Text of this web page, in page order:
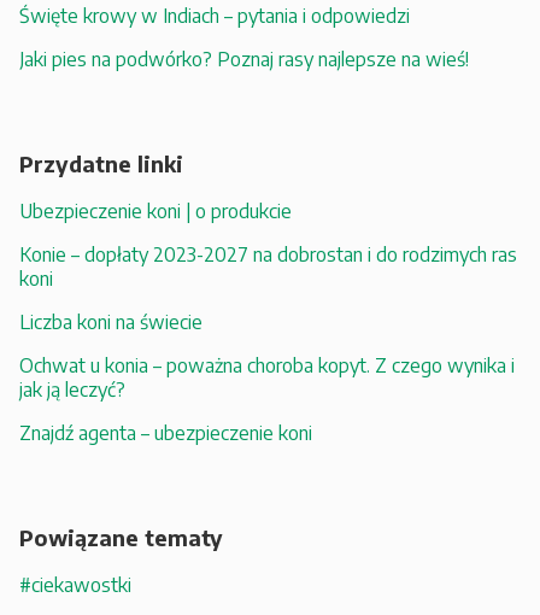
Święte krowy w Indiach – pytania i odpowiedzi
Jaki pies na podwórko? Poznaj rasy najlepsze na wieś!
Przydatne linki
Ubezpieczenie koni | o produkcie
Konie – dopłaty 2023-2027 na dobrostan i do rodzimych ras
koni
Liczba koni na świecie
Ochwat u konia – poważna choroba kopyt. Z czego wynika i
jak ją leczyć?
Znajdź agenta – ubezpieczenie koni
Powiązane tematy
#ciekawostki